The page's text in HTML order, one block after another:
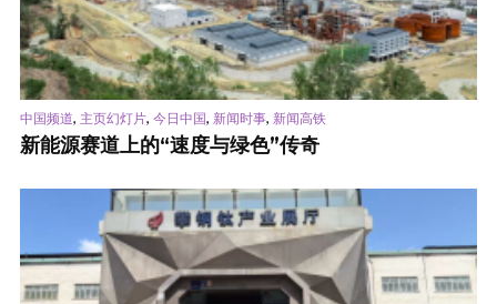
中国频道, 主页幻灯片, 今日中国, 新闻时事, 新闻高铁
新能源赛道上的“速度与绿色”传奇